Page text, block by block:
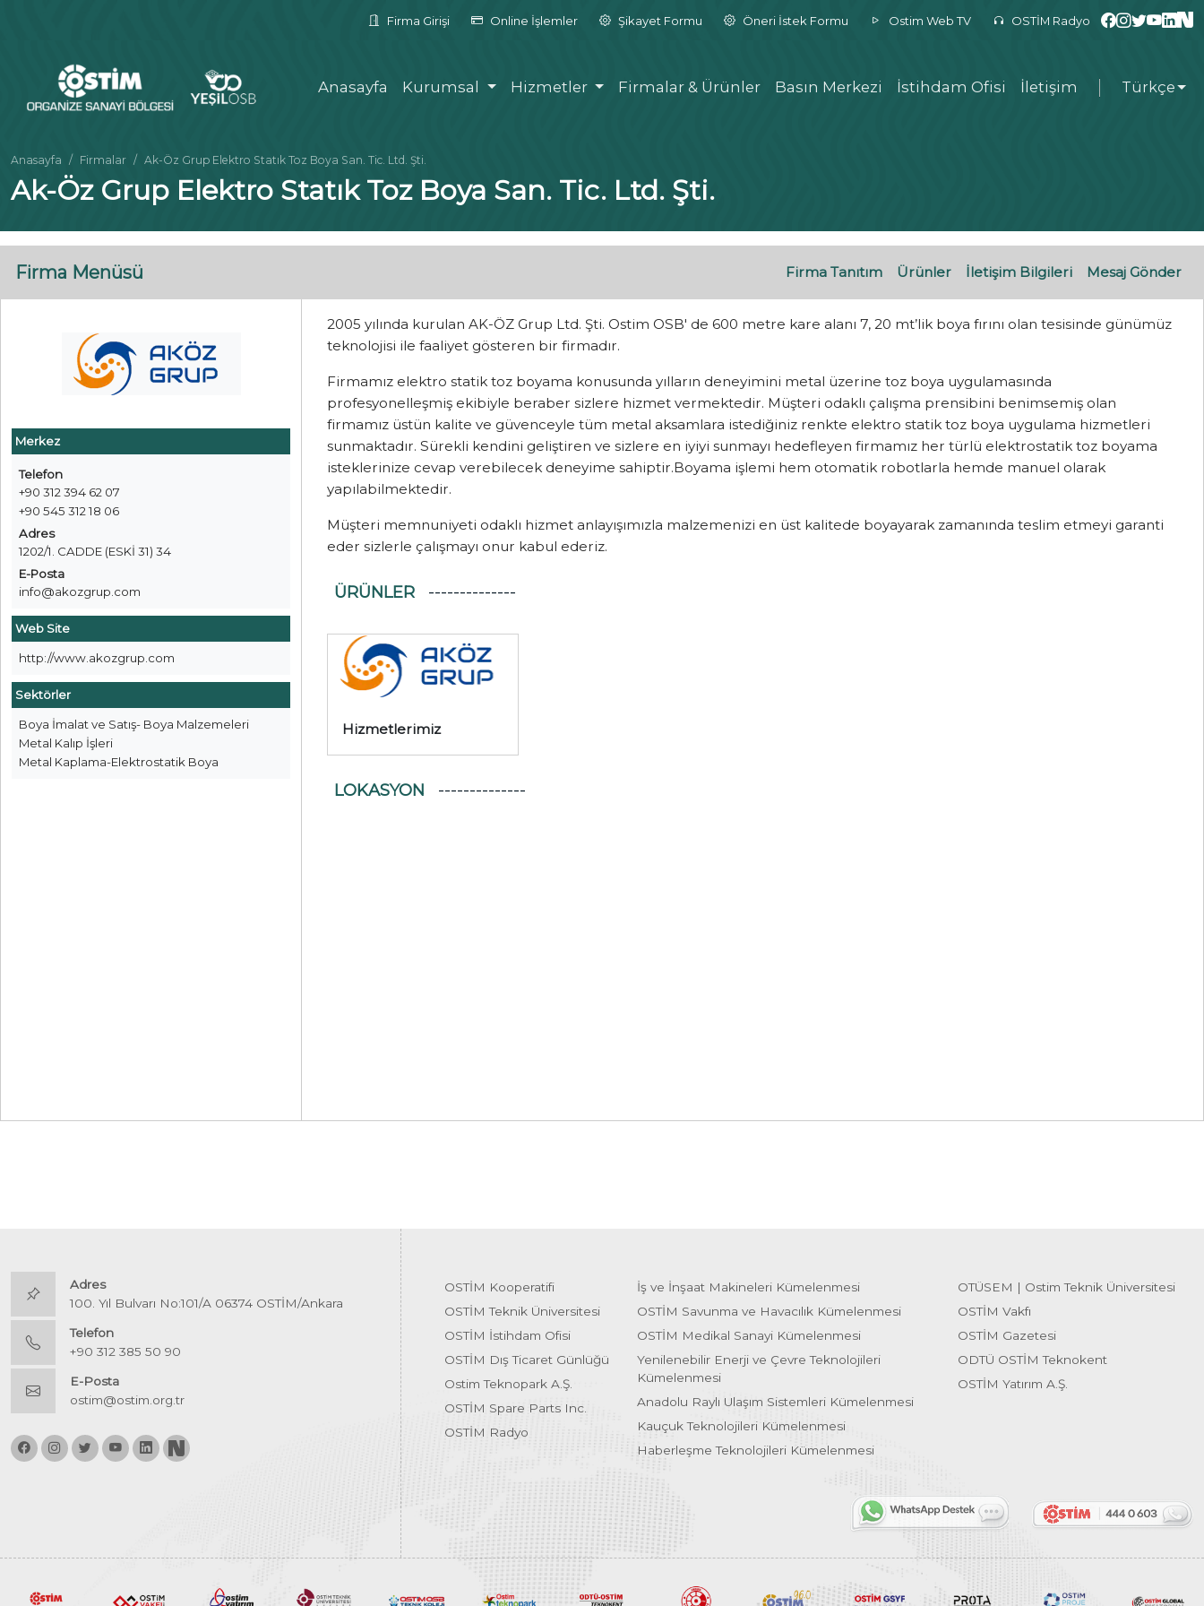
Firma Girişi Online İşlemler Şikayet Formu Öneri İstek Formu Ostim Web TV OSTİM Radyo
Anasayfa Kurumsal Hizmetler Firmalar & Ürünler Basın Merkezi İstihdam Ofisi İletişim Türkçe
Anasayfa Firmalar Ak-Öz Grup Elektro Statık Toz Boya San. Tic. Ltd. Şti.
Ak-Öz Grup Elektro Statık Toz Boya San. Tic. Ltd. Şti.
Firma Menüsü Firma Tanıtım Ürünler İletişim Bilgileri Mesaj Gönder
Merkez
Telefon
+90 312 394 62 07
+90 545 312 18 06
Adres
1202/1. CADDE (ESKİ 31) 34
E-Posta
info@akozgrup.com
Web Site
http://www.akozgrup.com
Sektörler
Boya İmalat ve Satış- Boya Malzemeleri
Metal Kalıp İşleri
Metal Kaplama-Elektrostatik Boya
2005 yılında kurulan AK-ÖZ Grup Ltd. Şti. Ostim OSB' de 600 metre kare alanı 7, 20 mt’lik boya fırını olan tesisinde günümüz
teknolojisi ile faaliyet gösteren bir firmadır.
Firmamız elektro statik toz boyama konusunda yılların deneyimini metal üzerine toz boya uygulamasında
profesyonelleşmiş ekibiyle beraber sizlere hizmet vermektedir. Müşteri odaklı çalışma prensibini benimsemiş olan
firmamız üstün kalite ve güvenceyle tüm metal aksamlara istediğiniz renkte elektro statik toz boya uygulama hizmetleri
sunmaktadır. Sürekli kendini geliştiren ve sizlere en iyiyi sunmayı hedefleyen firmamız her türlü elektrostatik toz boyama
isteklerinize cevap verebilecek deneyime sahiptir.Boyama işlemi hem otomatik robotlarla hemde manuel olarak
yapılabilmektedir.
Müşteri memnuniyeti odaklı hizmet anlayışımızla malzemenizi en üst kalitede boyayarak zamanında teslim etmeyi garanti
eder sizlerle çalışmayı onur kabul ederiz.
ÜRÜNLER
Hizmetlerimiz
LOKASYON
Adres
100. Yıl Bulvarı No:101/A 06374 OSTİM/Ankara
Telefon
+90 312 385 50 90
E-Posta
ostim@ostim.org.tr
OSTİM Kooperatifi
OSTİM Teknik Üniversitesi
OSTİM İstihdam Ofisi
OSTİM Dış Ticaret Günlüğü
Ostim Teknopark A.Ş.
OSTİM Spare Parts Inc.
OSTİM Radyo
İş ve İnşaat Makineleri Kümelenmesi
OSTİM Savunma ve Havacılık Kümelenmesi
OSTİM Medikal Sanayi Kümelenmesi
Yenilenebilir Enerji ve Çevre Teknolojileri
Kümelenmesi
Anadolu Raylı Ulaşım Sistemleri Kümelenmesi
Kauçuk Teknolojileri Kümelenmesi
Haberleşme Teknolojileri Kümelenmesi
OTÜSEM | Ostim Teknik Üniversitesi
OSTİM Vakfı
OSTİM Gazetesi
ODTÜ OSTİM Teknokent
OSTİM Yatırım A.Ş.